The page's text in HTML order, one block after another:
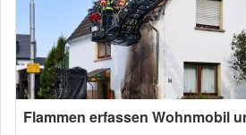
Flammen erfassen Wohnmobil